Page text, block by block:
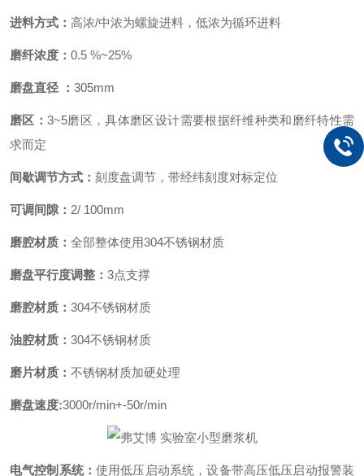
进料方式： 高浓/中浓为螺旋进料，低浓为循环进料
磨纤浓度： 0.5 %~25%
磨盘直径 ： 305mm
磨区：3~5磨区，具体磨区设计需要根据纤维种类和磨纤特性需
求而定
间歇调节方式： 刻度盘调节，带经纬刻度对标定位
可调间隙： 2/ 100mm
磨腔材质： 全部整体使用304不锈钢材质
磨盘平行度调整： 3点支撑
磨腔材质： 304不锈钢材质
油腔材质： 304不锈钢材质
磨片材质： 不锈钢材质加硬处理
磨盘速度:3000r/min+-50r/min
电气控制系统：使用低压启动系统，设备带高压低压启动报警装